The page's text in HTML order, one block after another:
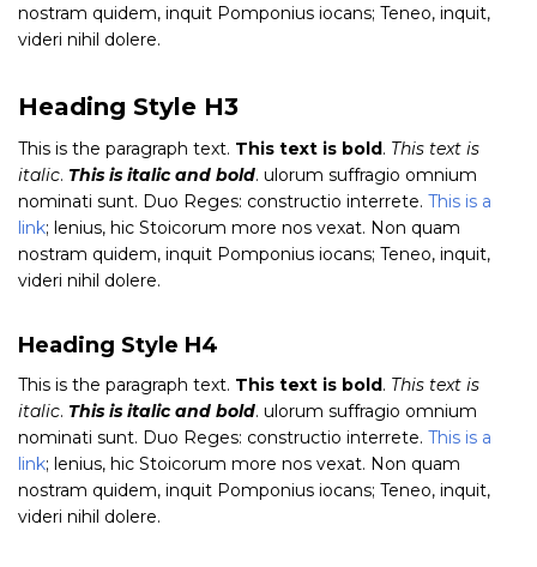
nostram quidem, inquit Pomponius iocans; Teneo, inquit,
videri nihil dolere.
Heading Style H3
This is the paragraph text. This text is bold. This text is
italic. This is italic and bold. ulorum suffragio omnium
nominati sunt. Duo Reges: constructio interrete. This is a
link; lenius, hic Stoicorum more nos vexat. Non quam
nostram quidem, inquit Pomponius iocans; Teneo, inquit,
videri nihil dolere.
Heading Style H4
This is the paragraph text. This text is bold. This text is
italic. This is italic and bold. ulorum suffragio omnium
nominati sunt. Duo Reges: constructio interrete. This is a
link; lenius, hic Stoicorum more nos vexat. Non quam
nostram quidem, inquit Pomponius iocans; Teneo, inquit,
videri nihil dolere.